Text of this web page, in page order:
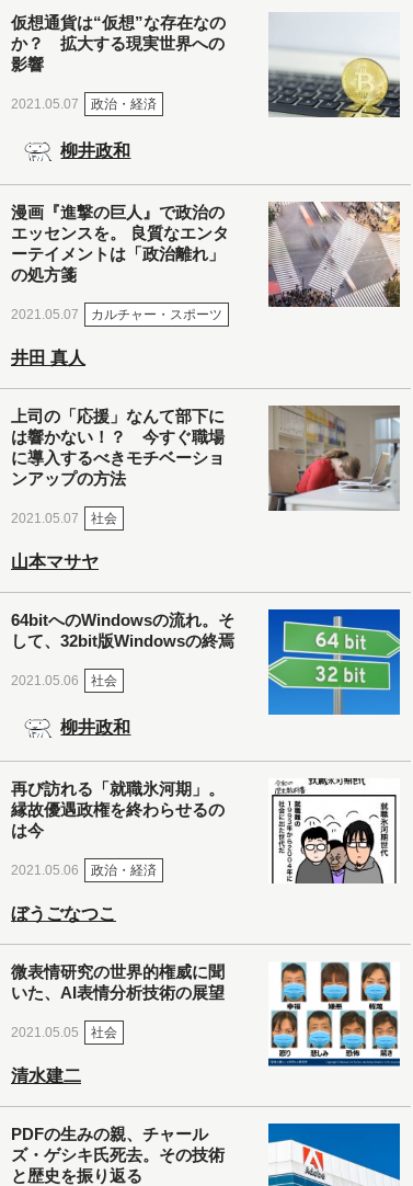
仮想通貨は“仮想”な存在なの
か？ 拡大する現実世界への
影響
2021.05.07 政治・経済
柳井政和
漫画『進撃の巨人』で政治の
エッセンスを。 良質なエンタ
ーテイメントは「政治離れ」
の処方箋
2021.05.07 カルチャー・スポーツ
井田 真人
上司の「応援」なんて部下に
は響かない！？ 今すぐ職場
に導入するべきモチベーショ
ンアップの方法
2021.05.07 社会
山本マサヤ
64bitへのWindowsの流れ。そ
して、32bit版Windowsの終焉
2021.05.06 社会
柳井政和
再び訪れる「就職氷河期」。
縁故優遇政権を終わらせるの
は今
2021.05.06 政治・経済
ぼうごなつこ
微表情研究の世界的権威に聞
いた、AI表情分析技術の展望
2021.05.05 社会
清水建二
PDFの生みの親、チャール
ズ・ゲシキ氏死去。その技術
と歴史を振り返る